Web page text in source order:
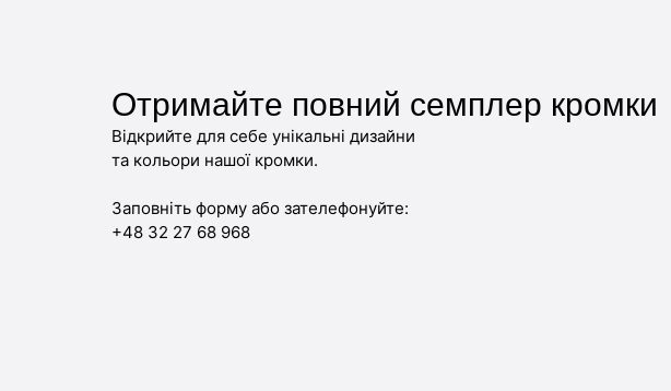
Отримайте повний семплер кромки
Відкрийте для себе унікальні дизайни
та кольори нашої кромки.
Заповніть форму або зателефонуйте:
+48 32 27 68 968